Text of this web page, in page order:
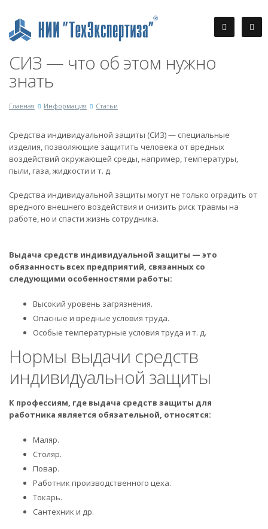
СИЗ — что об этом нужно
знать
Главная Информация Статьи
Средства индивидуальной защиты (СИЗ) — специальные
изделия, позволяющие защитить человека от вредных
воздействий окружающей среды, например, температуры,
пыли, газа, жидкости и т. д.
Средства индивидуальной защиты могут не только оградить от
вредного внешнего воздействия и снизить риск травмы на
работе, но и спасти жизнь сотрудника.
Выдача средств индивидуальной защиты — это
обязанность всех предприятий, связанных со
следующими особенностями работы:
Высокий уровень загрязнения.
Опасные и вредные условия труда.
Особые температурные условия труда и т. д.
Нормы выдачи средств
индивидуальной защиты
К профессиям, где выдача средств защиты для
работника является обязательной, относятся:
Маляр.
Столяр.
Повар.
Работник производственного цеха.
Токарь.
Сантехник и др.